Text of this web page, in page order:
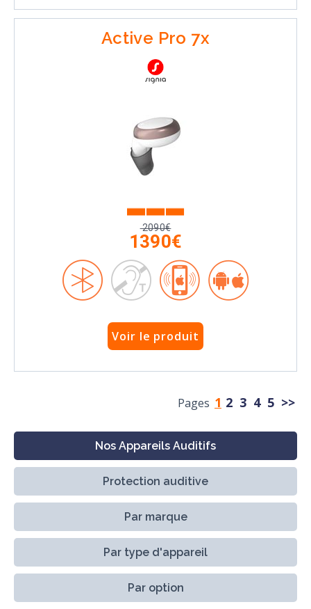
Active Pro 7x
2090€
1390€
Voir le produit
Pages 1 2 3 4 5 >>
Nos Appareils Auditifs
Protection auditive
Par marque
Par type d'appareil
Par option